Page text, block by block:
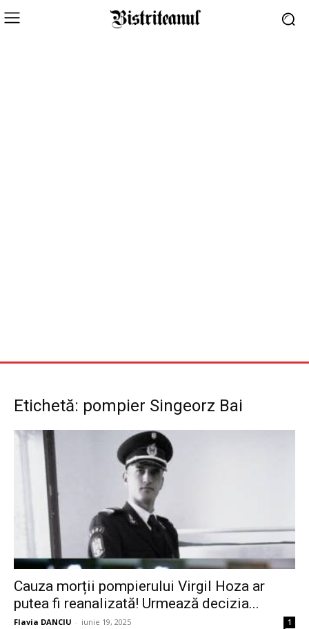
Etichetă: pompier Singeorz Bai
Cauza morții pompierului Virgil Hoza ar
putea fi reanalizată! Urmează decizia...
Flavia DANCIU - iunie 19, 2025 1